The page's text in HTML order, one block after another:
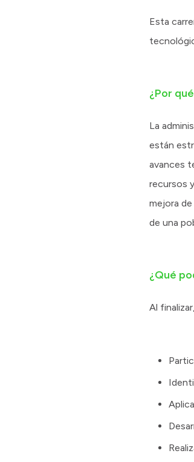
Esta
¿Por
La
están
avances
recursos
mejora
de una
¿Qué
Al